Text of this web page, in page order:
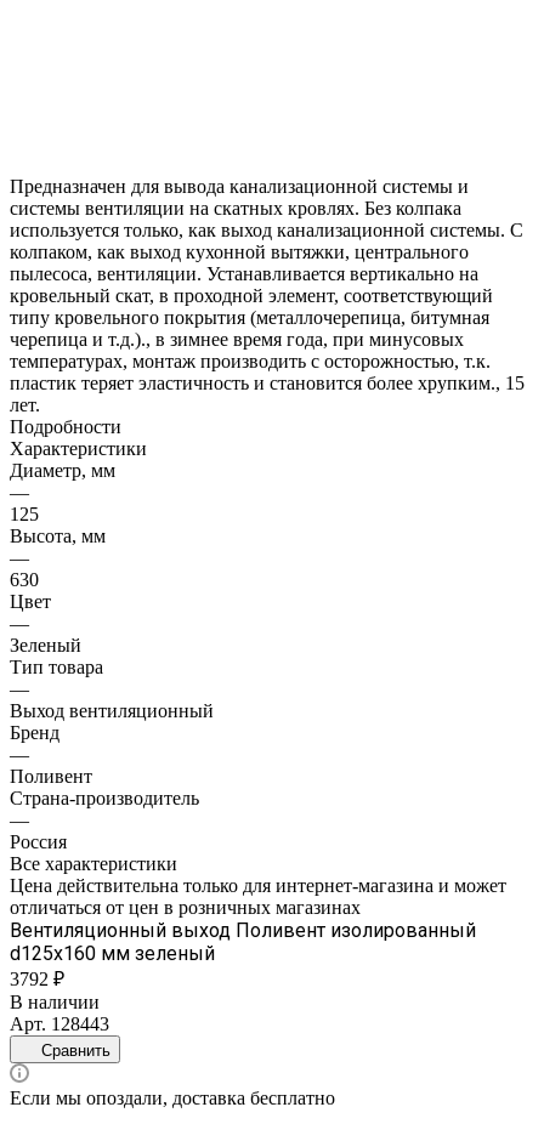
Предназначен для вывода канализационной системы и
системы вентиляции на скатных кровлях. Без колпака
используется только, как выход канализационной системы. С
колпаком, как выход кухонной вытяжки, центрального
пылесоса, вентиляции. Устанавливается вертикально на
кровельный скат, в проходной элемент, соответствующий
типу кровельного покрытия (металлочерепица, битумная
черепица и т.д.)., в зимнее время года, при минусовых
температурах, монтаж производить с осторожностью, т.к.
пластик теряет эластичность и становится более хрупким., 15
лет.
Подробности
Характеристики
Диаметр, мм
—
125
Высота, мм
—
630
Цвет
—
Зеленый
Тип товара
—
Выход вентиляционный
Бренд
—
Поливент
Страна-производитель
—
Россия
Все характеристики
Цена действительна только для интернет-магазина и может
отличаться от цен в розничных магазинах
Вентиляционный выход Поливент изолированный
d125х160 мм зеленый
3792 ₽
В наличии
Арт. 128443
Сравнить
Если мы опоздали, доставка бесплатно